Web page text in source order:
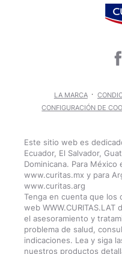
LA MARCA
CONFIGURACIÓN DE
Este sitio web es
Ecuador, El Salvador,
Dominicana. Para
www.curitas.mx y para
www.curitas.arg
Tenga en cuenta que los
web
el asesoramiento y
problema de salud,
indicaciones. Lea y siga
nuestros productos